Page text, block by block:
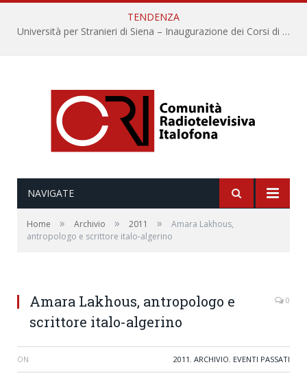
TENDENZA
Università per Stranieri di Siena – Inaugurazione dei Corsi di Lingua e Cultura Italiana, 109a annata
NAVIGATE
Home » Archivio » 2011 »
Amara Lakhous,
antropologo e scrittore italo-algerino
Amara Lakhous, antropologo e
scrittore italo-algerino
0
ON 2011 , ARCHIVIO, EVENTI PASSATI